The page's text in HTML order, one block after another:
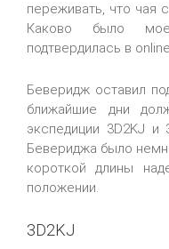
переживать, что чая
Каково было
подтвердилась в
Беверидж оставил
ближайшие дни
экспедиции 3D2KJ и
Бевериджа было
короткой длины
положении.
3D2KJ